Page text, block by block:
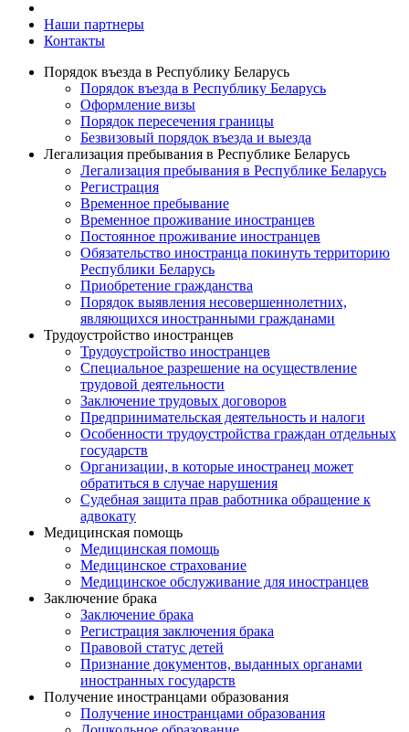
Наши партнеры
Контакты
Порядок въезда в Республику Беларусь
Порядок въезда в Республику Беларусь
Оформление визы
Порядок пересечения границы
Безвизовый порядок въезда и выезда
Легализация пребывания в Республике Беларусь
Легализация пребывания в Республике Беларусь
Регистрация
Временное пребывание
Временное проживание иностранцев
Постоянное проживание иностранцев
Обязательство иностранца покинуть территорию
Республики Беларусь
Приобретение гражданства
Порядок выявления несовершеннолетних,
являющихся иностранными гражданами
Трудоустройство иностранцев
Трудоустройство иностранцев
Специальное разрешение на осуществление
трудовой деятельности
Заключение трудовых договоров
Предпринимательская деятельность и налоги
Особенности трудоустройства граждан отдельных
государств
Организации, в которые иностранец может
обратиться в случае нарушения
Судебная защита прав работника обращение к
адвокату
Медицинская помощь
Медицинская помощь
Медицинское страхование
Медицинское обслуживание для иностранцев
Заключение брака
Заключение брака
Регистрация заключения брака
Правовой статус детей
Признание документов, выданных органами
иностранных государств
Получение иностранцами образования
Получение иностранцами образования